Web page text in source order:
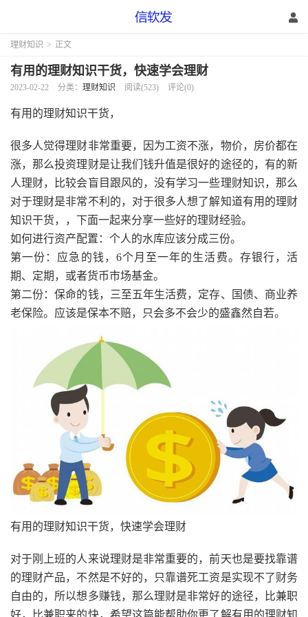
理财知识 > 正文
有用的理财知识干货，快速学会理财
2023-02-22 分类： 理财知识 阅读(523) 评论(0)
有用的理财知识干货，
很多人觉得理财非常重要，因为工资不涨，物价，房价都在
涨，那么投资理财是让我们钱升值是很好的途径的，有的新
人理财，比较会盲目跟风的，没有学习一些理财知识，那么
对于理财是非常不利的，对于很多人想了解知道有用的理财
知识干货，，下面一起来分享一些好的理财经验。
如何进行资产配置：个人的水库应该分成三份。
第一份：应急的钱，6个月至一年的生活费。存银行，活
期、定期，或者货币市场基金。
第二份：保命的钱，三至五年生活费，定存、国债、商业养
老保险。应该是保本不赔，只会多不会少的盛鑫然自若。
有用的理财知识干货，快速学会理财
对于刚上班的人来说理财是非常重要的，前天也是要找靠谱
的理财产品，不然是不好的，只靠谱死工资是实现不了财务
自由的，所以想多赚钱，那么理财是非常好的途径，比兼职
好，比兼职来的快，希望这篇能帮助你更了解有用的理财知